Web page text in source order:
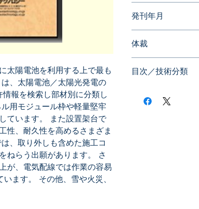
太陽電池を利用する上で最も
、太陽電池／太陽光発電の
報を検索し部材別に分類し
用モジュール枠や軽量堅牢
ています。 また設置架台で
性、耐久性を高めるさまざま
、取り外しも含めた施工コ
ねらう出願があります。 さ
が、電気配線では作業の容易
ます。 その他、雪や火災、
発刊年月
体裁
目次／技術分類